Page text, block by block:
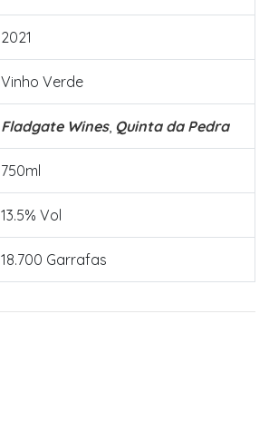
2021
Vinho Verde
Fladgate Wines, Quinta da Pedra
750ml
13.5% Vol
18.700 Garrafas